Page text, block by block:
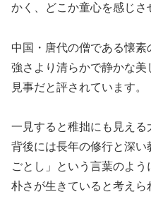
かく、どこか童心を感じさ
中国・唐代の僧である懐
強さより清らかで静かな
見事だと評されています。
一見すると稚拙にも見え
背後には長年の修行と深
ごとし」という言葉のよ
朴さが生きていると考えら